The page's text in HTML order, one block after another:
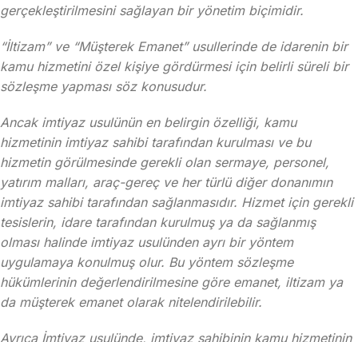
gerçekleştirilmesini sağlayan bir yönetim biçimidir.
“İltizam” ve “Müşterek Emanet” usullerinde de idarenin bir
kamu hizmetini özel kişiye gördürmesi için belirli süreli bir
sözleşme yapması söz konusudur.
Ancak imtiyaz usulünün en belirgin özelliği, kamu
hizmetinin imtiyaz sahibi tarafından kurulması ve bu
hizmetin görülmesinde gerekli olan sermaye, personel,
yatırım malları, araç-gereç ve her türlü diğer donanımın
imtiyaz sahibi tarafından sağlanmasıdır. Hizmet için gerekli
tesislerin, idare tarafından kurulmuş ya da sağlanmış
olması halinde imtiyaz usulünden ayrı bir yöntem
uygulamaya konulmuş olur. Bu yöntem sözleşme
hükümlerinin değerlendirilmesine göre emanet, iltizam ya
da müşterek emanet olarak nitelendirilebilir.
Ayrıca İmtiyaz usulünde, imtiyaz sahibinin kamu hizmetinin